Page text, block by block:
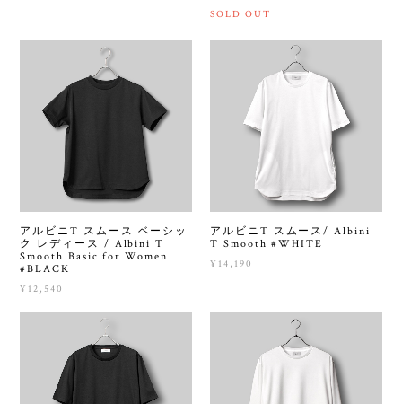
SOLD OUT
アルビニT スムース ベーシッ
ク レディース / Albini T
Smooth Basic for Women
#BLACK
¥12,540
アルビニT スムース/ Albini
T Smooth #WHITE
¥14,190